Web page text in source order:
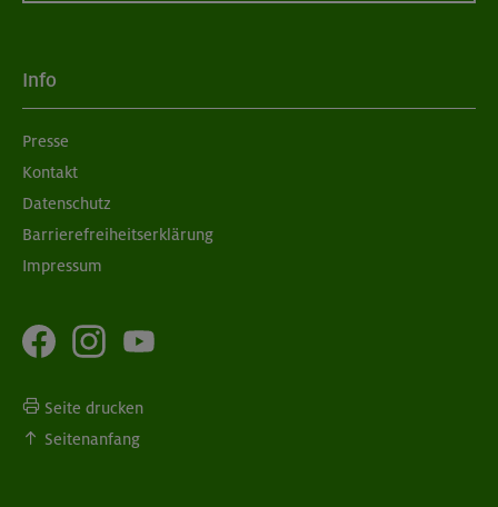
06.09.26
Schnupperkletterkurs indoor
München
Info
Presse
Kontakt
Datenschutz
Barrierefreiheitserklärung
Impressum
Seite drucken
Seitenanfang